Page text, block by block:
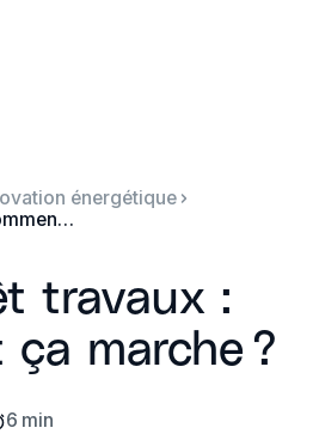
énergétique
Durée Prêt travaux : Comment ça marche ?
travaux :
marche ?
6 min